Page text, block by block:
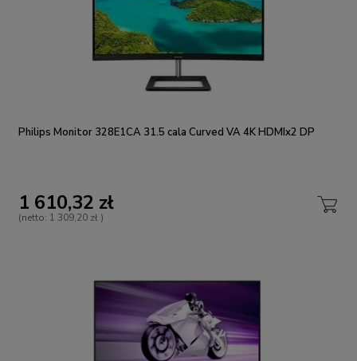
Philips Monitor 328E1CA 31.5 cala Curved VA 4K HDMIx2 DP
1 610,32 zł
(netto: 1 309,20 zł )